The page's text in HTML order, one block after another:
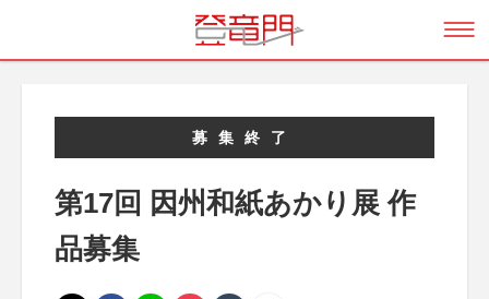
募集終了
第17回 因州和紙あかり展 作
品募集